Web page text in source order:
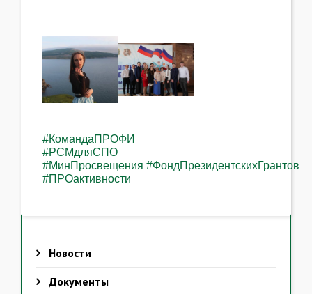
#КомандаПРОФИ
#РСМдляСПО
#МинПросвещения #ФондПрезидентскихГрантов
#ПРОактивности
Новости
Документы